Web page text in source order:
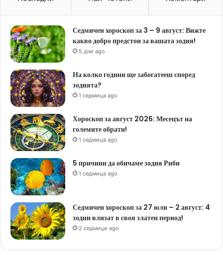
Седмичен хороскоп за 3 – 9 август: Вижте
какво добро предстои за вашата зодия!
5 дни ago
На колко години ще забогатееш според
зодията?
1 седмица ago
Хороскоп за август 2026: Месецът на
големите обрати!
1 седмица ago
5 причини да обичаме зодия Риби
1 седмица ago
Седмичен хороскоп за 27 юли – 2 август: 4
зодии влизат в своя златен период!
2 седмици ago